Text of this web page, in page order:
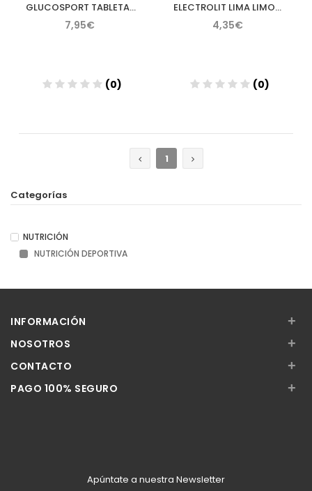
GLUCOSPORT TABLETAS 2.5 G 24 TABLETAS
7,95€
(0)
ELECTROLIT LIMA LIMON 625 ML
4,35€
(0)
1
Categorías
NUTRICIÓN
NUTRICIÓN DEPORTIVA
INFORMACIÓN +
NOSOTROS +
CONTACTO +
PAGO 100% SEGURO +
Apúntate a nuestra Newsletter